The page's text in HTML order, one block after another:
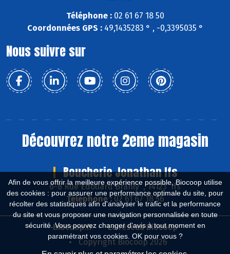
Afin de vous offrir la meilleure expérience possible, Biocoop utilise
des cookies : pour assurer une performance optimale du site, pour
récolter des statistiques afin d'analyser le trafic et la performance
du site et vous proposer une navigation personnalisée en toute
sécurité. Vous pouvez changer d'avis à tout moment en
paramétrant vos cookies. OK pour vous ?
Téléphone :02 61 67 18 50
Coordonnées GPS :49,1435283 ° , -0,3395035 °
Nous suivre sur
Découvrez notre 2eme magasin
Boucherie Jonathan Ifs
6-8 Rue Edouard Branly , 14123 Ifs
Téléphone :02 61 67 18 56
Biocoop.fr
Le réseau Biocoop
Copyright Biocoop 2026